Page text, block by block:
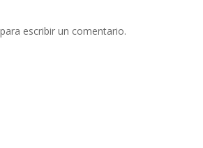
para escribir un comentario.